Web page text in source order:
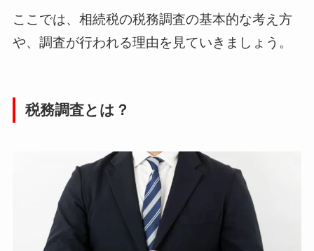
ここでは、相続税の税務調査の基本的な考え方
や、調査が行われる理由を見ていきましょう。
税務調査とは？